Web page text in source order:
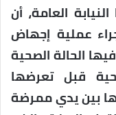
العامة، أن
عملية إجهاض
الحالة الصحية
قبل تعرضها
بين يدي ممرضة